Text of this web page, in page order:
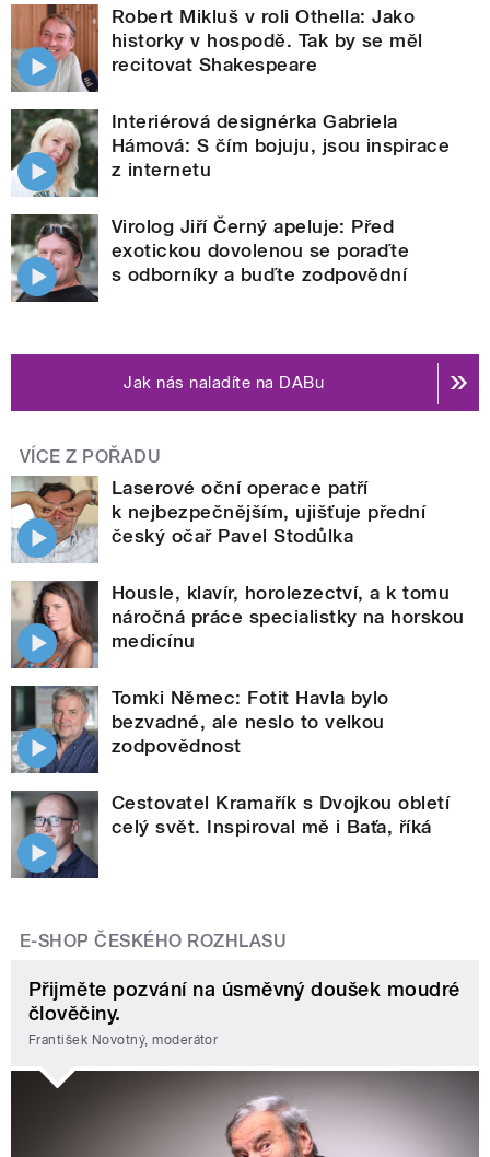
Robert Mikluš v roli Othella: Jako
historky v hospodě. Tak by se měl
recitovat Shakespeare
Interiérová designérka Gabriela
Hámová: S čím bojuju, jsou inspirace
z internetu
Virolog Jiří Černý apeluje: Před
exotickou dovolenou se poraďte
s odborníky a buďte zodpovědní
Jak nás naladíte na DABu
VÍCE Z POŘADU
Laserové oční operace patří
k nejbezpečnějším, ujišťuje přední
český očař Pavel Stodůlka
Housle, klavír, horolezectví, a k tomu
náročná práce specialistky na horskou
medicínu
Tomki Němec: Fotit Havla bylo
bezvadné, ale neslo to velkou
zodpovědnost
Cestovatel Kramařík s Dvojkou obletí
celý svět. Inspiroval mě i Baťa, říká
E-SHOP ČESKÉHO ROZHLASU
Přijměte pozvání na úsměvný doušek moudré
člověčiny.
František Novotný, moderátor